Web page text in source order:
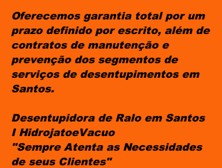
Oferecemos garantia total por um
prazo definido por escrito, além de
contratos de manutenção e
prevenção dos segmentos de
serviços de desentupimentos em
Santos.
Desentupidora de Ralo em Santos
I HidrojatoeVacuo
"Sempre Atenta as Necessidades
de seus Clientes"